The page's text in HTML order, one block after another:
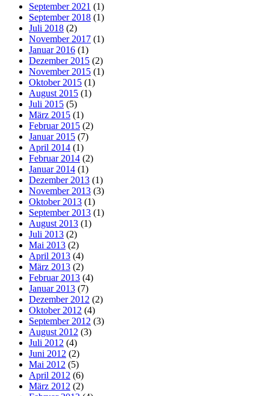
September 2021 (1)
September 2018 (1)
Juli 2018 (2)
November 2017 (1)
Januar 2016 (1)
Dezember 2015 (2)
November 2015 (1)
Oktober 2015 (1)
August 2015 (1)
Juli 2015 (5)
März 2015 (1)
Februar 2015 (2)
Januar 2015 (7)
April 2014 (1)
Februar 2014 (2)
Januar 2014 (1)
Dezember 2013 (1)
November 2013 (3)
Oktober 2013 (1)
September 2013 (1)
August 2013 (1)
Juli 2013 (2)
Mai 2013 (2)
April 2013 (4)
März 2013 (2)
Februar 2013 (4)
Januar 2013 (7)
Dezember 2012 (2)
Oktober 2012 (4)
September 2012 (3)
August 2012 (3)
Juli 2012 (4)
Juni 2012 (2)
Mai 2012 (5)
April 2012 (6)
März 2012 (2)